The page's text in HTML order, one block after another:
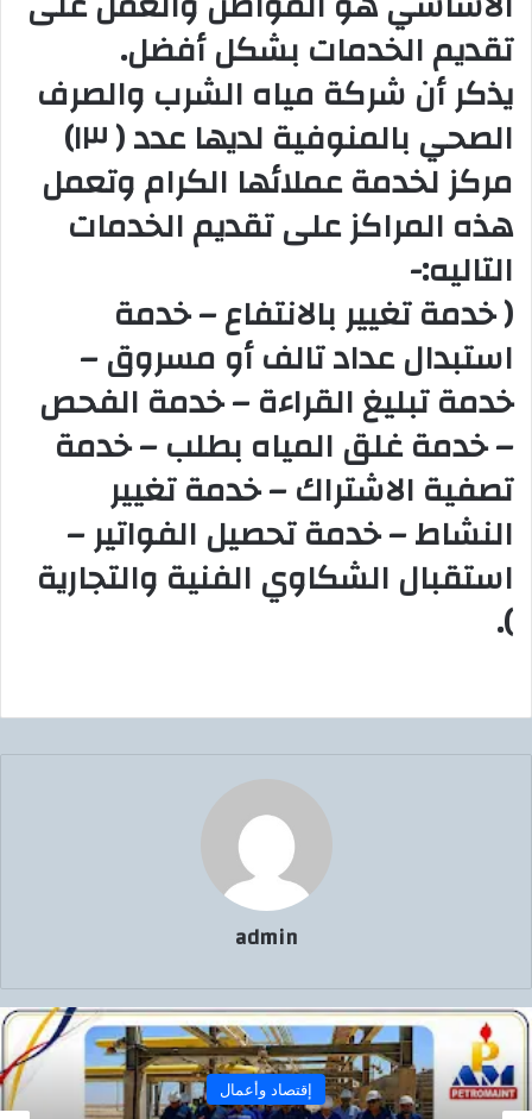
تقديم الخدمات بشكل أفضل.
يذكر أن شركة مياه الشرب والصرف
الصحي بالمنوفية لديها عدد ( ١٣)
مركز لخدمة عملائها الكرام وتعمل
هذه المراكز على تقديم الخدمات
التاليه:-
( خدمة تغيير بالانتفاع – خدمة
استبدال عداد تالف أو مسروق –
خدمة تبليغ القراءة – خدمة الفحص
– خدمة غلق المياه بطلب – خدمة
تصفية الاشتراك – خدمة تغيير
النشاط – خدمة تحصيل الفواتير –
استقبال الشكاوي الفنية والتجارية
).
admin
إقتصاد وأعمال